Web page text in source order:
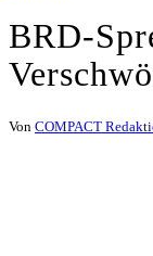
BRD-
Von COMPACT